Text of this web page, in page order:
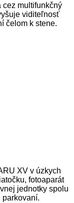
cez multifunkčný
viditeľnosť
čelom k stene.
XV v úzkych
fotoaparát
jednotky spolu
parkovaní.